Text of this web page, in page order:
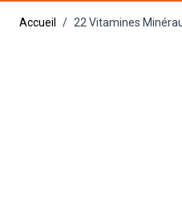
Accueil / 22 Vitamines